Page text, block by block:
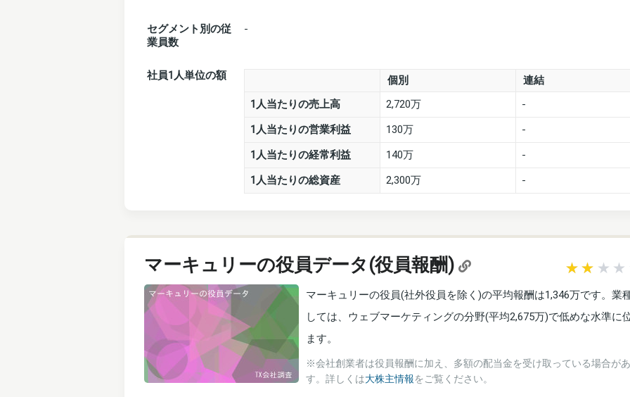
セグメント別の従
業員数
-
社員1人単位の額 個別
連結
1人当たりの売上高
2,720万
-
1人当たりの営業利益
130万
-
1人当たりの経常利益
140万
-
1人当たりの総資産
2,300万 -
マーキュリーの役員データ(役員報酬)
マーキュリーの役員(社外役員を除く)の平均報酬は1,346万です。業
しては、ウェブマーケティングの分野(平均2,675万)で低めな水準に
ます。
※会社創業者は役員報酬に加え、多額の配当金を受け取っている場合が
す。詳しくは大株主情報をご覧ください。